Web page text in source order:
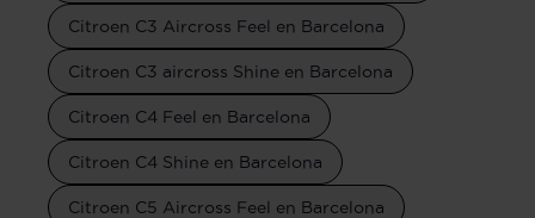
Citroen C3 Aircross Feel en Barcelona
Citroen C3 aircross Shine en Barcelona
Citroen C4 Feel en Barcelona
Citroen C4 Shine en Barcelona
Citroen C5 Aircross Feel en Barcelona